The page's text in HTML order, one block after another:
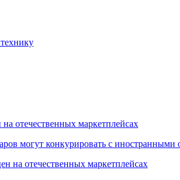
отечественных маркетплейсах
могут конкурировать с